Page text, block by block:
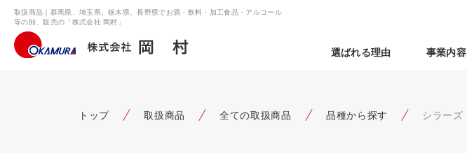
選ばれる理由 事業内容
取扱商品｜群馬県、埼玉県、栃木県、長野県でお酒・飲料・加工食品・アルコール
等の卸、販売の「株式会社 岡村」
トップ 取扱商品 全ての取扱商品 品種から探す シラーズ